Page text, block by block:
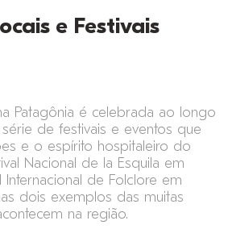
e Festivais
Patagônia é celebrada ao longo
de festivais e eventos que
e o espírito hospitaleiro do
Nacional de la Esquila em
Internacional de Folclore em
dois exemplos das muitas
na região.